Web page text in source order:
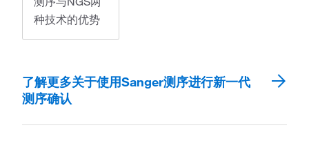
种技术的优势
了解更多关于使用Sanger测序进行新一代
测序确认